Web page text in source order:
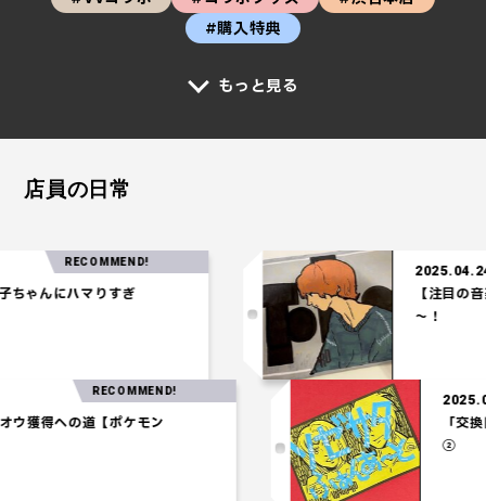
#購入特典
もっと見る
店員の日常
んにハマりすぎ
RECOMMEND!
2025.04.24
【注目の音楽
～！
ウオウ獲得への道【ポケモン
RECOMMEND!
「